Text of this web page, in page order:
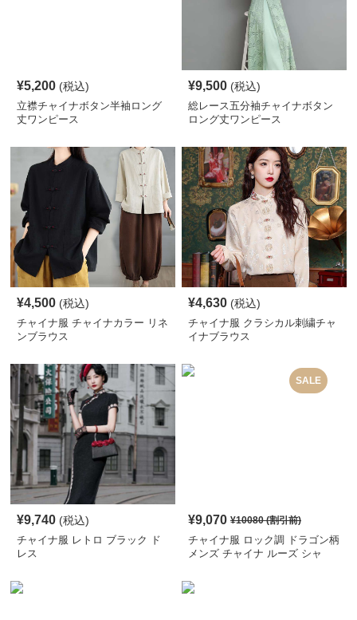
¥5,200 (税込)
立襟チャイナボタン半袖ロング
丈ワンピース
¥9,500 (税込)
総レース五分袖チャイナボタン
ロング丈ワンピース
¥4,500 (税込)
チャイナ服 チャイナカラー リネ
ンブラウス
¥4,630 (税込)
チャイナ服 クラシカル刺繍チャ
イナブラウス
¥9,740 (税込)
チャイナ服 レトロ ブラック ド
レス
SALE
¥9,070 ¥10080(割引前)
チャイナ服 ロック調 ドラゴン柄
メンズ チャイナ ルーズ シャ